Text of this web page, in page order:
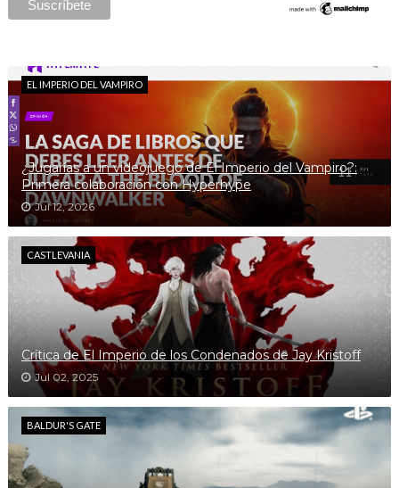
EL IMPERIO DEL VAMPIRO
¿Jugarías a un videojuego de El Imperio del Vampiro?:
Primera colaboración con Hyperhype
Jul 12, 2026
CASTLEVANIA
Crítica de El Imperio de los Condenados de Jay Kristoff
Jul 02, 2025
BALDUR'S GATE